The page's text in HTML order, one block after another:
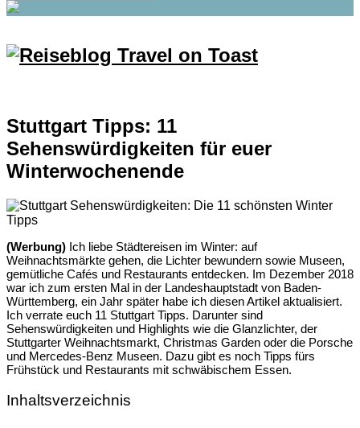
Stuttgart Tipps: 11
Sehenswürdigkeiten für euer
Winterwochenende
(Werbung) Ich liebe Städtereisen im Winter: auf
Weihnachtsmärkte gehen, die Lichter bewundern sowie Museen,
gemütliche Cafés und Restaurants entdecken. Im Dezember 2018
war ich zum ersten Mal in der Landeshauptstadt von Baden-
Württemberg, ein Jahr später habe ich diesen Artikel aktualisiert.
Ich verrate euch 11 Stuttgart Tipps. Darunter sind
Sehenswürdigkeiten und Highlights wie die Glanzlichter, der
Stuttgarter Weihnachtsmarkt, Christmas Garden oder die Porsche
und Mercedes-Benz Museen. Dazu gibt es noch Tipps fürs
Frühstück und Restaurants mit schwäbischem Essen.
Inhaltsverzeichnis